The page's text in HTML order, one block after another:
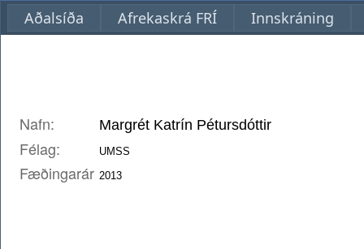
Aðalsíða Afrekaskrá FRÍ Innskráning
Nafn:
Félag:
Fæðingarár